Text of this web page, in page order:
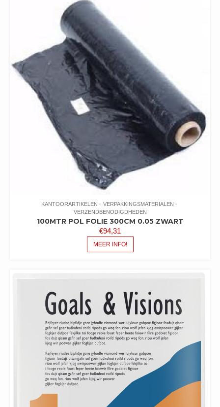
KANTOORARTIKELEN
VERPAKKINGSMATERIALEN
VERZENDBENODIGDHEDEN
100MTR POL FOLIE 300CM 0.05 ZWART
€94,31
MEER INFO!